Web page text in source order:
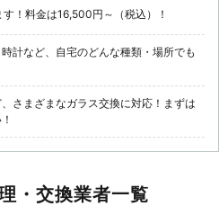
！料金は16,500円～（税込）！
計など、自宅のどんな種類・場所でも
さまざまなガラス交換に対応！まずは
・交換業者一覧